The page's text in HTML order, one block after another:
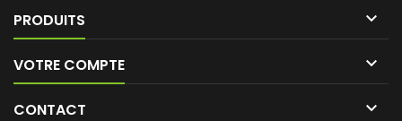
PRODUITS 
VOTRE COMPTE 
CONTACT 